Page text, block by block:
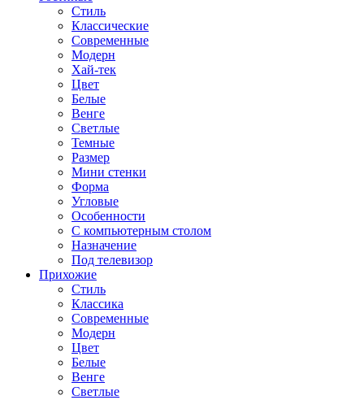
Стиль
Классические
Современные
Модерн
Хай-тек
Цвет
Белые
Венге
Светлые
Темные
Размер
Мини стенки
Форма
Угловые
Особенности
С компьютерным столом
Назначение
Под телевизор
Прихожие
Стиль
Классика
Современные
Модерн
Цвет
Белые
Венге
Светлые